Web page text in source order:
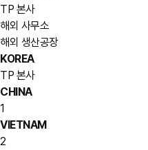
TP 본사
해외 사무소
해외 생산공장
KOREA
TP 본사
CHINA
1
VIETNAM
2